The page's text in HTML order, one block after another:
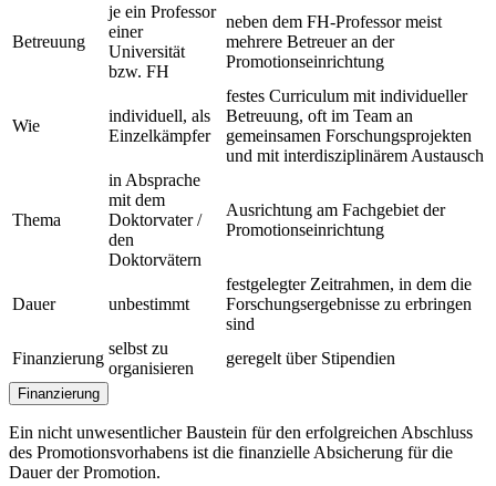
Betreuung
je ein Professor
einer
Universität
bzw. FH
neben dem FH-Professor meist
mehrere Betreuer an der
Promotionseinrichtung
Wie
individuell, als
Einzelkämpfer
festes Curriculum mit individueller
Betreuung, oft im Team an
gemeinsamen Forschungsprojekten
und mit interdisziplinärem Austausch
Thema
in Absprache
mit dem
Doktorvater /
den
Doktorvätern
Ausrichtung am Fachgebiet der
Promotionseinrichtung
Dauer unbestimmt
festgelegter Zeitrahmen, in dem die
Forschungsergebnisse zu erbringen
sind
Finanzierung
selbst zu
organisieren
geregelt über Stipendien
Finanzierung
Ein nicht unwesentlicher Baustein für den erfolgreichen Abschluss
des Promotionsvorhabens ist die finanzielle Absicherung für die
Dauer der Promotion.